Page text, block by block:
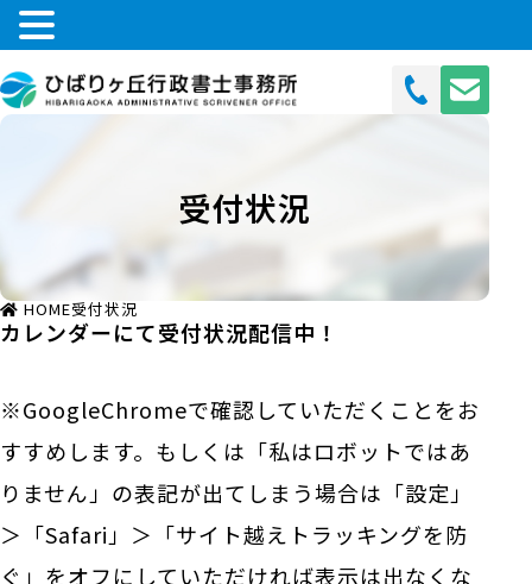
受付状況
HOME受付状況
カレンダーにて受付状況配信中！
※GoogleChromeで確認していただくことをお
すすめします。もしくは「私はロボットではあ
りません」の表記が出てしまう場合は「設定」
＞「Safari」＞「サイト越えトラッキングを防
ぐ」をオフにしていただければ表示は出なくな